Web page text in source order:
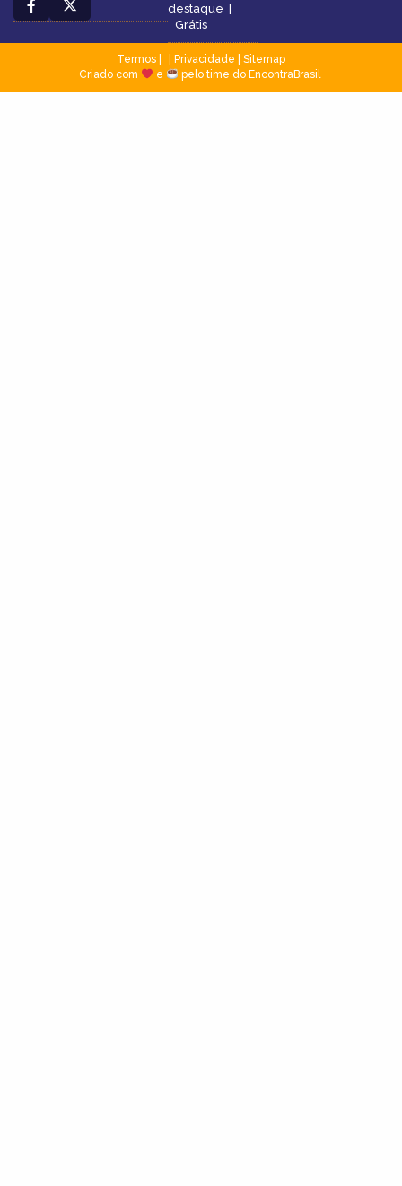
destaque |
Grátis
Termos Privacidade
Sitemap
Criado com
e pelo time do EncontraBrasil